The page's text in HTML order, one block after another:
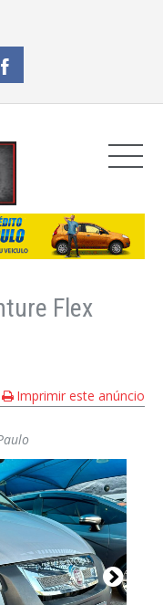
Flex
Imprimir este anúncio